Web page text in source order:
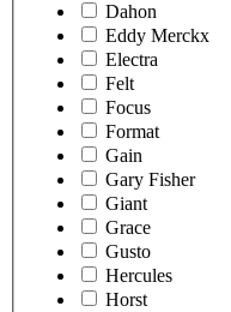
Dahon
Eddy Merckx
Electra
Felt
Focus
Format
Gain
Gary Fisher
Giant
Grace
Gusto
Hercules
Horst